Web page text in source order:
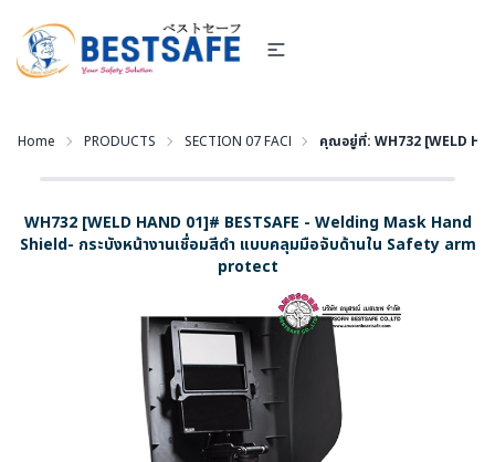
Home PRODUCTS SECTION 07 FACE SHIELD - โครงกระบังหน้าสำหรับป้
คุณอยู่ที่: WH732 [WELD
WH732 [WELD HAND 01]# BESTSAFE - Welding Mask Hand
Shield- กระบังหน้างานเชื่อมสีดำ แบบคลุมมือจับด้านใน Safety arm
protect